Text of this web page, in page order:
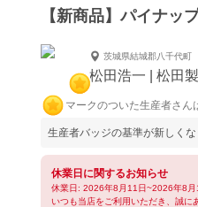
【新商品】パイナッ
茨城県結城郡八千代町
松田浩一 | 松田
マークのついた生産者さん
生産者バッジの基準が新しくな
休業日に関するお知らせ
休業日: 2026年8月11日~2026年8月
いつも当店をご利用いただき、誠に